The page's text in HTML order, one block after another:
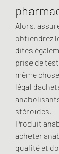
Alors,
obtiendrez
dites
prise de
même
légal
stéroïdes.
Produit
acheter
qualité et